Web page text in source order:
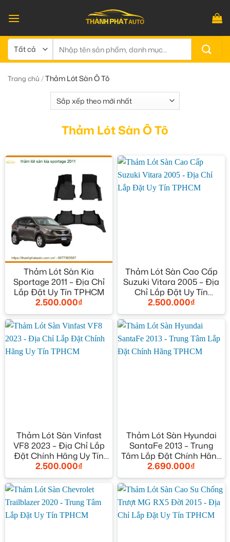
qua
dung
kiếm:
Trang chủ /Thảm Lót Sàn Ô Tô
Thảm Lót Sàn Ô Tô
Thảm Lót Sàn Kia
Sportage 2011 – Địa Chỉ
Lắp Đặt Uy Tín TPHCM
2.500.000₫
Thảm Lót Sàn Cao Cấp
Suzuki Vitara 2005 – Địa
Chỉ Lắp Đặt Uy Tín
TPHCM
2.500.000₫
Thảm Lót Sàn Vinfast
VF8 2023 – Địa Chỉ Lắp
Đặt Chính Hãng Uy Tín
TPHCM
2.500.000₫
Thảm Lót Sàn Hyundai
SantaFe 2013 – Trung
Tâm Lắp Đặt Chính Hãng
TPHCM
2.690.000₫